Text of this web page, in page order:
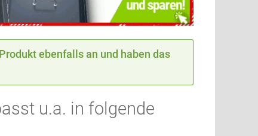
ebenfalls an und haben das
u.a. in folgende